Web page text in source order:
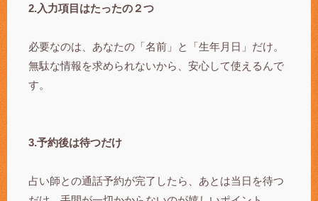
2.入力項目はたったの２つ
必要なのは、あなたの「名前」と「生年月日」だけ。
無駄な情報を求められないから、安心して使えるんで
す。
3.予約後は待つだけ
占い師との通話予約が完了したら、あとは当日を待つ